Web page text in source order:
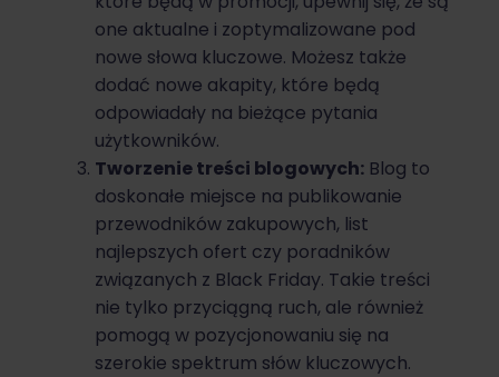
one aktualne i zoptymalizowane pod
nowe słowa kluczowe. Możesz także
dodać nowe akapity, które będą
odpowiadały na bieżące pytania
użytkowników.
Tworzenie treści blogowych: Blog to
doskonałe miejsce na publikowanie
przewodników zakupowych, list
najlepszych ofert czy poradników
związanych z Black Friday. Takie treści
nie tylko przyciągną ruch, ale również
pomogą w pozycjonowaniu się na
szerokie spektrum słów kluczowych.